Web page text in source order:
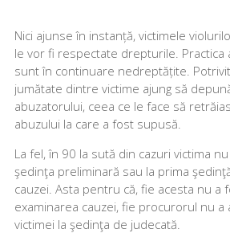
Nici ajunse în instanță, victimele
le vor fi respectate drepturile. Practica
sunt în continuare nedreptățite.
jumătate dintre victime ajung să
abuzatorului, ceea ce le face să
abuzului la care a fost supusă.
La fel, în 90 la sută din cazuri victima
şedinţa preliminară sau la prima
cauzei. Asta pentru că, fie acesta nu a
examinarea cauzei, fie procurorul nu a
victimei la şedinţa de judecată.